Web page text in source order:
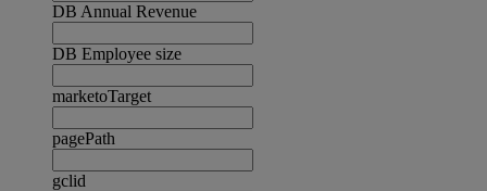
DB Annual Revenue
DB Employee size
marketoTarget
pagePath
gclid